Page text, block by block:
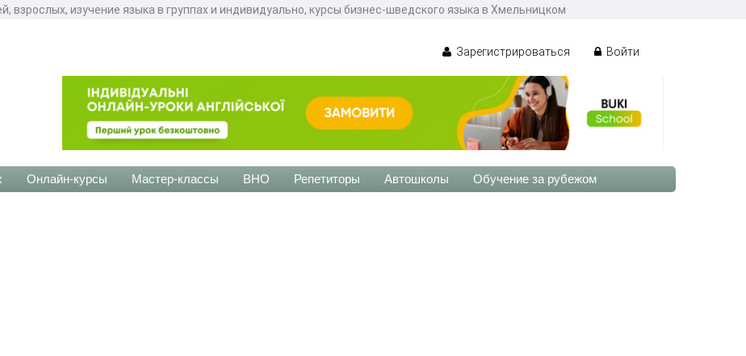
взрослых, изучение языка в группах и индивидуально, курсы бизнес-шведского языка в Хмельницком
Зарегистрироваться Войти
Онлайн-курсы Мастер-классы ВНО Репетиторы Автошколы Обучение за рубежом